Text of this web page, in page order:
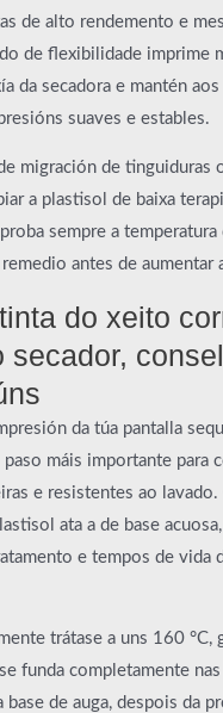
de alto rendemento e
de flexibilidade imprime
da secadora e mantén
suaves e estables.
migración de tinguiduras
a plastisol de baixa
sempre a temperatura
antes de aumentar
do xeito
secador,
da túa pantalla
máis importante para
e resistentes ao lavado.
ata a de base
e tempos de vida
trátase a uns 160 °C,
funda completamente
de auga, despois da